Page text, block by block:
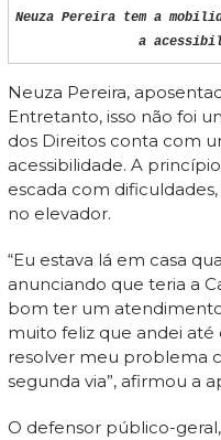
Neuza Pereira tem a
a
Neuza Pereira,
Entretanto, isso não foi
dos Direitos conta com
acessibilidade. A
escada com
no elevador.
“Eu estava lá em casa
anunciando que teria a
bom ter um
muito feliz que andei
resolver meu problema
segunda via”, afirmou a
O defensor público-